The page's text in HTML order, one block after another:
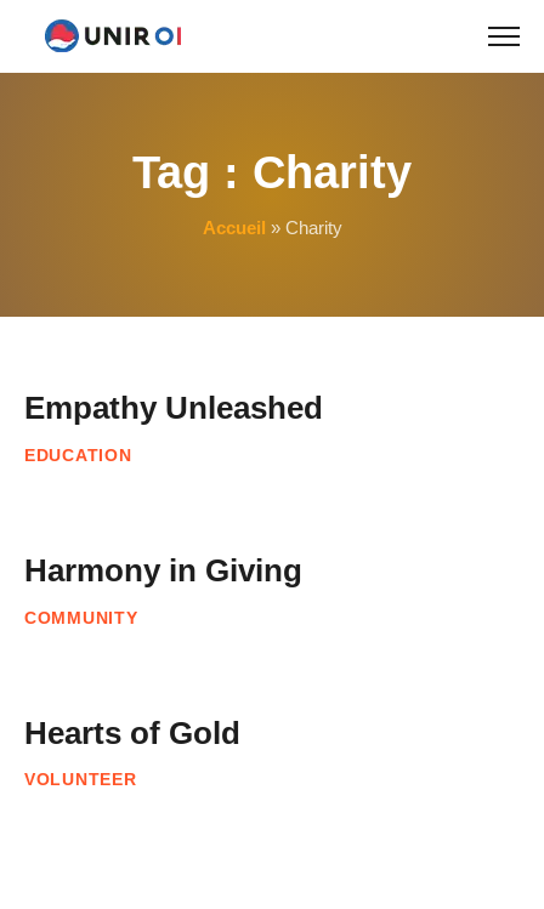
Tag : Charity
Accueil » Charity
Empathy Unleashed
EDUCATION
Harmony in Giving
COMMUNITY
Hearts of Gold
VOLUNTEER